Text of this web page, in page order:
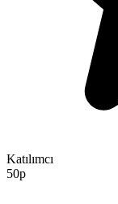
Katılımcı
50p